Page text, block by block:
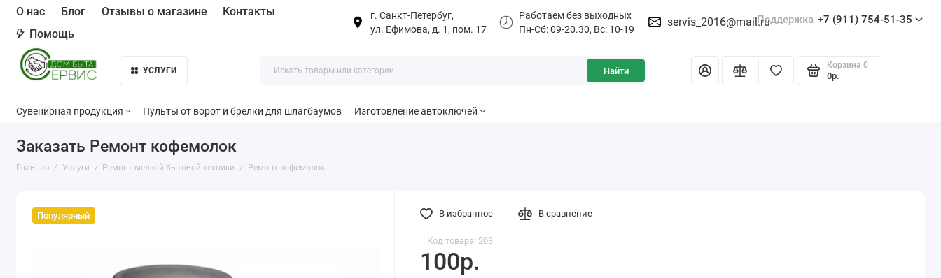
О нас Блог Отзывы о магазине
Контакты
Помощь
г. Санкт-Петербуг,
ул. Ефимова, д. 1, пом. 17
Работаем без выходных
Пн-Сб: 09-20.30, Вс: 10-19
servis_2016@mail.ruПоддержка +7 (911) 754-51-35
УСЛУГИ Найти
Корзина 0
0р.
Сувенирная продукция Пульты от ворот и брелки для шлагбаумов Изготовление автоключей
Заказать Ремонт кофемолок
Главная Услуги Ремонт мелкой бытовой техники Ремонт кофемолок
Популярный
Код товара: 203
100р.
В избранное В сравнение